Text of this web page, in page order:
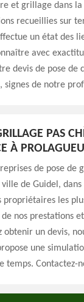
et grillage dans
recueillies sur
un état des
avec
devis de pose de
signes de notre
PAS
À
de pose de
de Guidel,
propriétaires les
nos prestations
obtenir un devis,
une
temps. Contactez-